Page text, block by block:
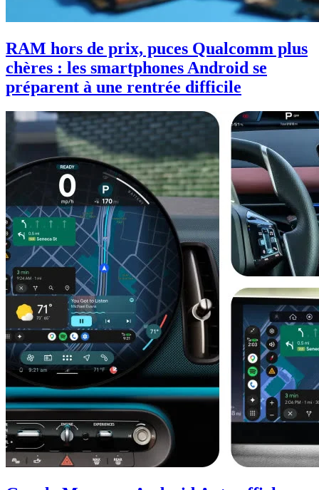
RAM hors de prix, puces Qualcomm plus
chères : les smartphones Android se
préparent à une rentrée difficile